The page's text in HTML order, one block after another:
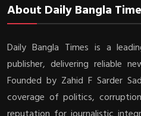
About Daily Bangla
Daily Bangla Times is a
publisher, delivering reliable
Founded by Zahid F Sarder
coverage of politics,